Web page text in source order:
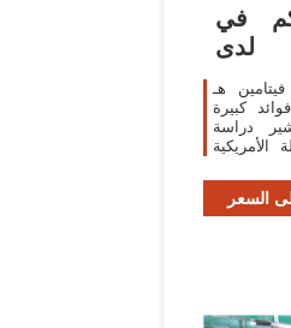
في
لدى
هـ
كبيرة
دراسة
الأمريكية
قد يكون
السعر